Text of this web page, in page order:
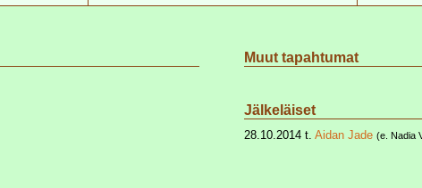
Muut tapahtumat
Jälkeläiset
28.10.2014 t. Aidan Jade (e. Nadia